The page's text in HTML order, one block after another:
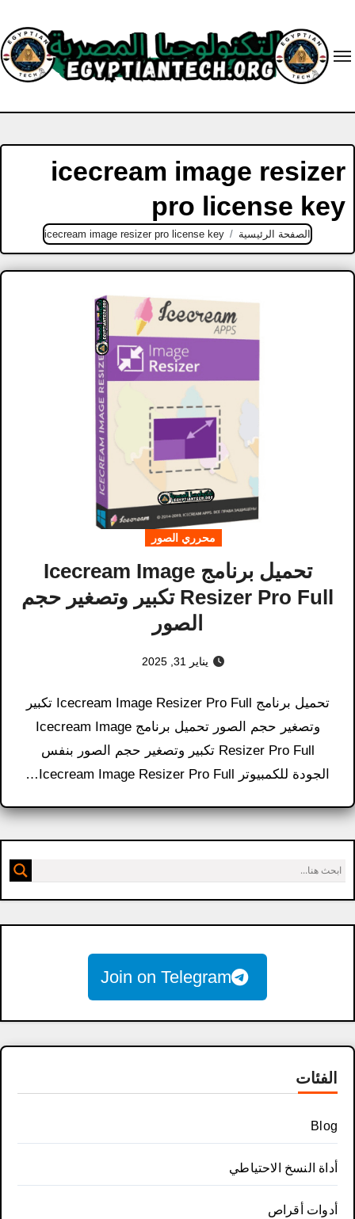
content
icecream image resizer
pro license key
الصفحة الرئيسية icecream image resizer pro license key
محرري الصور
تحميل برنامج Icecream Image
Resizer Pro Full تكبير وتصغير حجم
الصور
يناير 31, 2025
تحميل برنامج Icecream Image Resizer Pro Full تكبير
وتصغير حجم الصور تحميل برنامج Icecream Image
Resizer Pro Full تكبير وتصغير حجم الصور بنفس
الجودة للكمبيوتر Icecream Image Resizer Pro Full…
Join on Telegram
الفئات
Blog
أداة النسخ الاحتياطي
أدوات أقراص